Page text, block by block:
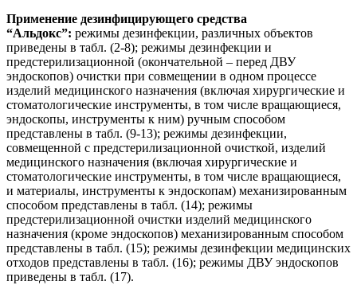
Применение дезинфицирующего средства
“Альдокс”: режимы дезинфекции, различных объектов
приведены в табл. (2-8); режимы дезинфекции и
предстерилизационной (окончательной – перед ДВУ
эндоскопов) очистки при совмещении в одном процессе
изделий медицинского назначения (включая хирургические и
стоматологические инструменты, в том числе вращающиеся,
эндоскопы, инструменты к ним) ручным способом
представлены в табл. (9-13); режимы дезинфекции,
совмещенной с предстерилизационной очисткой, изделий
медицинского назначения (включая хирургические и
стоматологические инструменты, в том числе вращающиеся,
и материалы, инструменты к эндоскопам) механизированным
способом представлены в табл. (14); режимы
предстерилизационной очистки изделий медицинского
назначения (кроме эндоскопов) механизированным способом
представлены в табл. (15); режимы дезинфекции медицинских
отходов представлены в табл. (16); режимы ДВУ эндоскопов
приведены в табл. (17).